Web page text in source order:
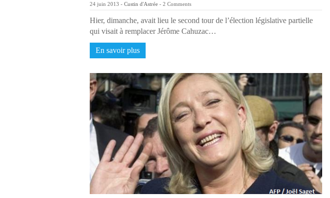
24 juin 2013 - Custin d'Astrée - 2 Comments
Hier, dimanche, avait lieu le second tour de l’élection législative partielle
qui visait à remplacer Jérôme Cahuzac…
En savoir plus